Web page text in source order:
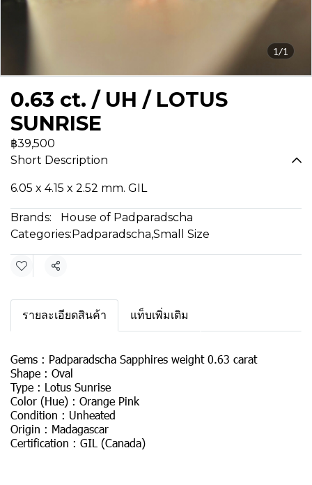
1/1
0.63 ct. / UH / LOTUS
SUNRISE
฿39,500
Short Description
6.05 x 4.15 x 2.52 mm. GIL
Brands:
House of Padparadscha
Categories:Padparadscha,Small Size
Share
รายละเอียดสินค้า แท็บเพิ่มเติม
Gems : Padparadscha Sapphires weight 0.63 carat
Shape : Oval
Type : Lotus Sunrise
Color (Hue) : Orange Pink
Condition : Unheated
Origin : Madagascar
Certification : GIL (Canada)